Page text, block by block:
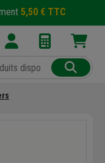
5,50 € TTC